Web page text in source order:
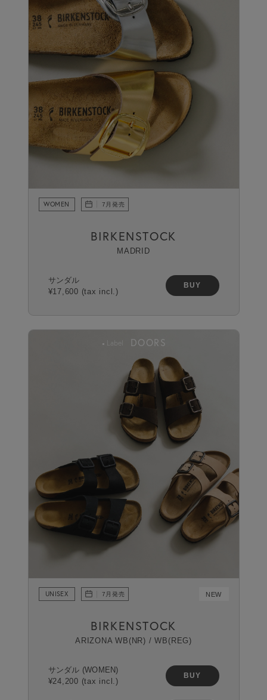
WOMEN 7月発売
BIRKENSTOCK
MADRID
サンダル
¥17,600 (tax incl.)
BUY
Label DOORS
UNISEX 7月発売 NEW
BIRKENSTOCK
ARIZONA WB(NR) / WB(REG)
サンダル (WOMEN)
¥24,200 (tax incl.)
BUY